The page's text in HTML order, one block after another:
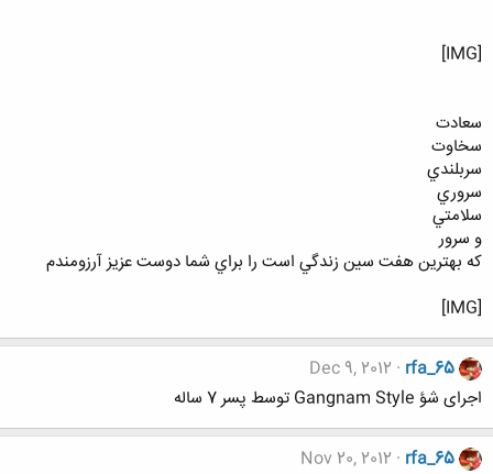
[IMG]
سعادت
سخاوت
سربلندي
سروري
سلامتي
و سرور
كه بهترين هفت سين زندگي است را براي شما دوست عزيز آرزومندم
[IMG]
rfa_65
Dec 9, 2012
اجرای شؤ Gangnam Style توسط پسر 7 ساله
rfa_65
Nov 20, 2012